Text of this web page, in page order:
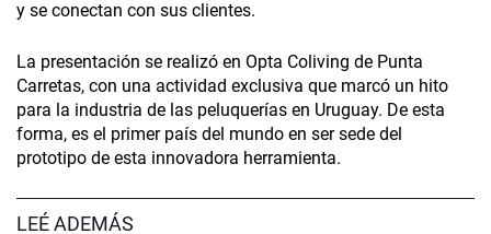
y se conectan con sus clientes.
La presentación se realizó en Opta Coliving de Punta
Carretas, con una actividad exclusiva que marcó un hito
para la industria de las peluquerías en Uruguay. De esta
forma, es el primer país del mundo en ser sede del
prototipo de esta innovadora herramienta.
LEÉ ADEMÁS